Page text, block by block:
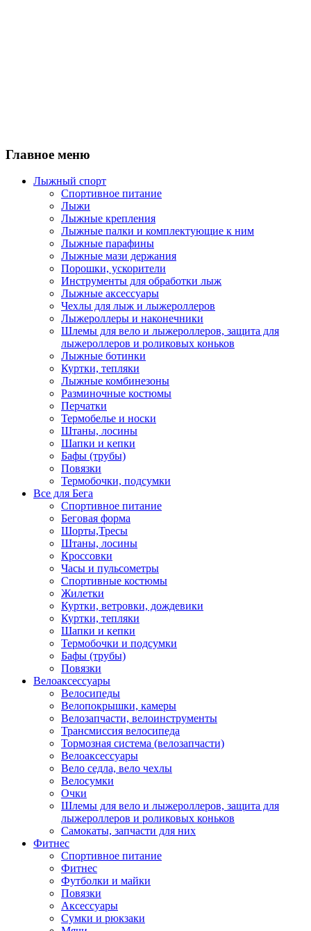
Главное меню
Лыжный спорт
Спортивное питание
Лыжи
Лыжные крепления
Лыжные палки и комплектующие к ним
Лыжные парафины
Лыжные мази держания
Порошки, ускорители
Инструменты для обработки лыж
Лыжные аксессуары
Чехлы для лыж и лыжероллеров
Лыжероллеры и наконечники
Шлемы для вело и лыжероллеров, защита для
лыжероллеров и роликовых коньков
Лыжные ботинки
Куртки, тепляки
Лыжные комбинезоны
Разминочные костюмы
Перчатки
Термобелье и носки
Штаны, лосины
Шапки и кепки
Бафы (трубы)
Повязки
Термобочки, подсумки
Все для Бега
Спортивное питание
Беговая форма
Шорты,Тресы
Штаны, лосины
Кроссовки
Часы и пульсометры
Спортивные костюмы
Жилетки
Куртки, ветровки, дождевики
Куртки, тепляки
Шапки и кепки
Термобочки и подсумки
Бафы (трубы)
Повязки
Велоаксессуары
Велосипеды
Велопокрышки, камеры
Велозапчасти, велоинструменты
Трансмиссия велосипеда
Тормозная система (велозапчасти)
Велоаксессуары
Вело седла, вело чехлы
Велосумки
Очки
Шлемы для вело и лыжероллеров, защита для
лыжероллеров и роликовых коньков
Самокаты, запчасти для них
Фитнес
Спортивное питание
Фитнес
Футболки и майки
Повязки
Аксессуары
Сумки и рюкзаки